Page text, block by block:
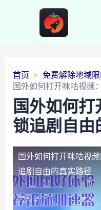
首页
免费解除地域限
国外如何打开咪咕视频
国外如何
锁追剧自由
国外如何打开咪咕视频
追剧自由的真实路径